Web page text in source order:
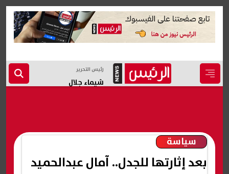
رئيس التحرير
شيماء جلال
سياسة
بعد إثارتها للجدل.. آمال عبدالحميد